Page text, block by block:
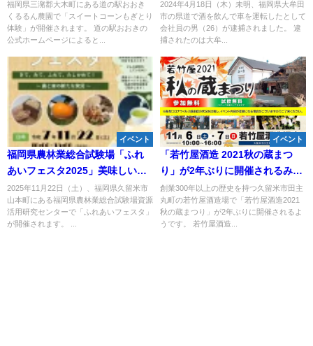
ま～いスイートコーンで大人も
子供も大満足！
福岡県三潴郡大木町にある道の駅おおき
くるるん農園で「スイートコーンもぎとり
体験」が開催されます。 道の駅おおきの
公式ホームページによると...
（大牟田）
2024年4月18日（木）未明、福岡県大牟田
市の県道で酒を飲んで車を運転したとして
会社員の男（26）が逮捕されました。 逮
捕されたのは大牟...
イベント
福岡県農林業総合試験場「ふれ
あいフェスタ2025」美味しい楽
しい体験イベントが盛りだくさ
ん！
2025年11月22日（土）、福岡県久留米市
山本町にある福岡県農林業総合試験場資源
活用研究センターで「ふれあいフェスタ」
が開催されます。 ...
イベント
「若竹屋酒造 2021秋の蔵まつ
り」が2年ぶりに開催されるみた
い。11月6日・7日
創業300年以上の歴史を持つ久留米市田主
丸町の若竹屋酒造場で「若竹屋酒造2021
秋の蔵まつり」が2年ぶりに開催されるよ
うです。 若竹屋酒造...